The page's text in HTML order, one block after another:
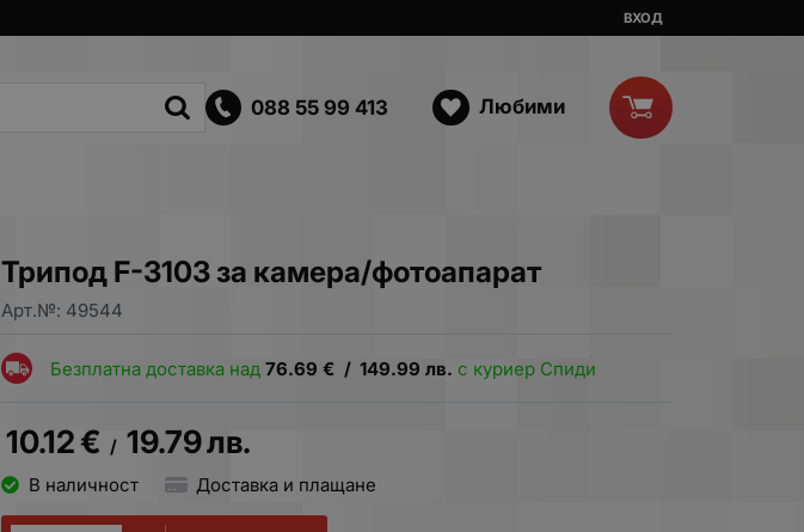
ВХОД
088 55 99 413 Любими
Трипод F-3103 за камера/фотоапарат
Арт.№: 49544
Безплатна доставка над76.69 € / 149.99 лв. с куриер Спиди
10.12€ / 19.79лв.
В наличност Доставка и плащане